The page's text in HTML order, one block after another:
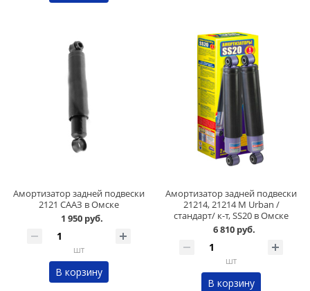
Амортизатор задней подвески
2121 СААЗ в Омске
1 950 руб.
шт
В корзину
Амортизатор задней подвески
21214, 21214 М Urban /
стандарт/ к-т, SS20 в Омске
6 810 руб.
шт
В корзину